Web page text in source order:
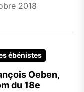
2018
ébénistes
Oeben,
du 18e